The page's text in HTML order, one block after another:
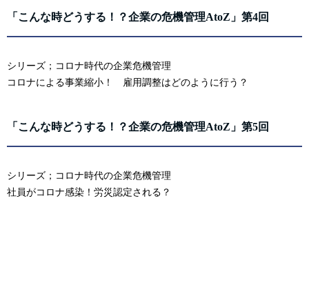
「こんな時どうする！？企業の危機管理AtoZ」第4回
シリーズ；コロナ時代の企業危機管理
コロナによる事業縮小！ 雇用調整はどのように行う？
「こんな時どうする！？企業の危機管理AtoZ」第5回
シリーズ；コロナ時代の企業危機管理
社員がコロナ感染！労災認定される？